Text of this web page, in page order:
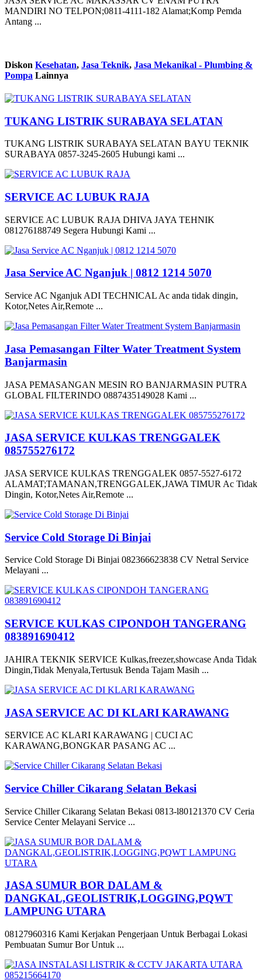
MANDIRI NO TELPON;0811-4111-182 Alamat;Komp Pemda
Antang ...
Diskon Kesehatan, Jasa Teknik, Jasa Mekanikal - Plumbing &
Pompa Lainnya
TUKANG LISTRIK SURABAYA SELATAN
TUKANG LISTRIK SURABAYA SELATAN BAYU TEKNIK
SURABAYA 0857-3245-2605 Hubungi kami ...
SERVICE AC LUBUK RAJA
SERVICE AC LUBUK RAJA DHIVA JAYA TEHNIK
081276188749 Segera Hubungi Kami ...
Jasa Service AC Nganjuk | 0812 1214 5070
Service AC Nganjuk ADI TECHNICAL Ac anda tidak dingin,
Kotor,Netes Air,Remote ...
Jasa Pemasangan Filter Water Treatment System
Banjarmasin
JASA PEMASANGAN MESIN RO BANJARMASIN PUTRA
GLOBAL FILTERINDO 0887435149028 Kami ...
JASA SERVICE KULKAS TRENGGALEK
085755276172
JASA SERVICE KULKAS TRENGGALEK 0857-5527-6172
ALAMAT;TAMANAN,TRENGGALEK,JAWA TIMUR Ac Tidak
Dingin, Kotor,Netes Air,Remote ...
Service Cold Storage Di Binjai
Service Cold Storage Di Binjai 082366623838 CV Netral Service
Melayani ...
SERVICE KULKAS CIPONDOH TANGERANG
083891690412
JAHIRA TEKNIK SERVICE Kulkas,freezer,showcase Anda Tidak
Dingin,Tidak Menyala,Tertusuk Benda Tajam Masih ...
JASA SERVICE AC DI KLARI KARAWANG
SERVICE AC KLARI KARAWANG | CUCI AC
KARAWANG,BONGKAR PASANG AC ...
Service Chiller Cikarang Selatan Bekasi
Service Chiller Cikarang Selatan Bekasi 0813-l80121370 CV Ceria
Service Center Melayani Service ...
JASA SUMUR BOR DALAM &
DANGKAL,GEOLISTRIK,LOGGING,PQWT
LAMPUNG UTARA
08127960316 Kami Kerjakan Pengerjaan Untuk Berbagai Lokasi
Pembuatan Sumur Bor Untuk ...